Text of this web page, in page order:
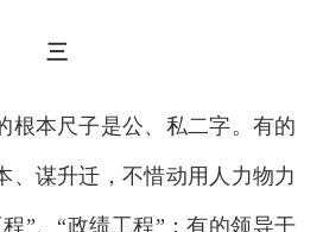
三
本尺子是公、私二字。有的
、谋升迁，不惜动用人力物力
”、“政绩工程”；有的领导干